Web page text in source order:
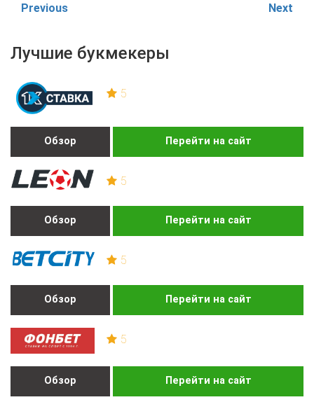
Лучшие букмекеры
5
Обзор Перейти на сайт
5
Обзор Перейти на сайт
5
Обзор Перейти на сайт
5
Обзор Перейти на сайт
Previous Next